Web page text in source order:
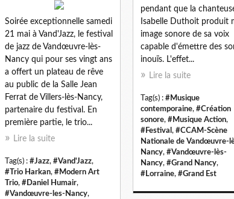
pendant que la
Isabelle Duthoit produit
image sonore de sa voix
capable d'émettre des
inouïs. L'effet...
Lire la suite
Tag(s) : #Musique
contemporaine, #Création
sonore, #Musique Action,
#Festival , #CCAM-Scène
Nationale de Vandœuvre-
Nancy, #Vandœuvre-lès-
Nancy, #Grand Nancy,
#Lorraine, #Grand Est
Soirée exceptionnelle samedi
21 mai à Vand'Jazz, le festival
de jazz de Vandœuvre-lès-
Nancy qui pour ses vingt ans
a offert un plateau de rêve
au public de la Salle Jean
Ferrat de Villers-lès-Nancy,
partenaire du festival. En
première partie, le trio...
Lire la suite
Tag(s) : #Jazz, #Vand'Jazz,
#Trio Harkan, #Modern Art
Trio, #Daniel Humair,
#Vandœuvre-les-Nancy,